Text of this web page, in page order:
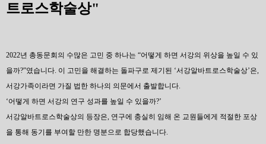
트로스학술상"
2022년 총동문회의 수많은 고민 중 하나는 “어떻게 하면 서강의 위상을 높일 수 있
을까?”였습니다. 이 고민을 해결하는 돌파구로 제기된 ‘서강알바트로스학술상’은,
서강가족이라면 가질 법한 하나의 의문에서 출발합니다.
‘어떻게 하면 서강의 연구 성과를 높일 수 있을까?’
서강알바트로스학술상의 등장은, 연구에 충실히 임해 온 교원들에게 적절한 포상
을 통해 동기를 부여할 만한 명분으로 합당했습니다.